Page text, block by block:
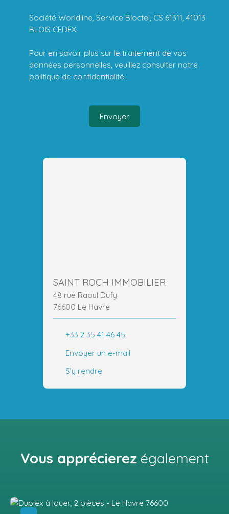
Société Worldline, Service Bloctel, CS 61311, 41013
BLOIS CEDEX.
Pour en savoir plus sur le traitement de vos
données personnelles, veuillez consulter notre
politique de confidentialité.
Envoyer
SAINT ROCH IMMOBILIER
48 rue Raoul Dufy
76600 Le Havre
+33 2 35 41 46 45
Envoyer un e-mail
S'y rendre
Vous apprécierez également